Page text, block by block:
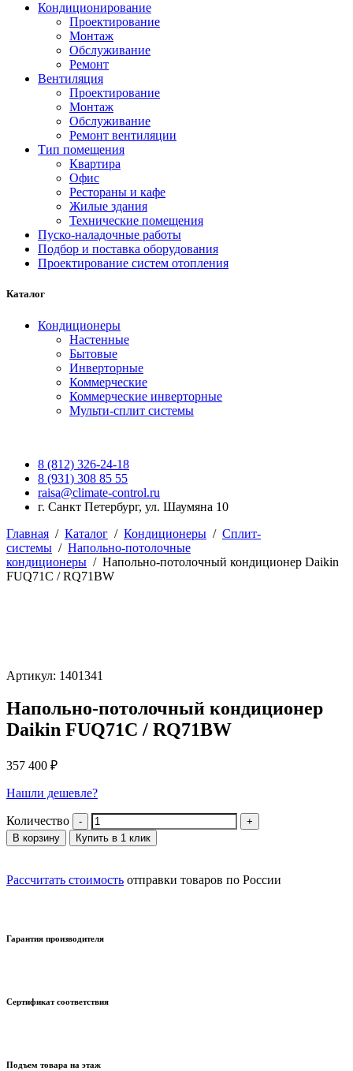
Кондиционирование
Проектирование
Монтаж
Обслуживание
Ремонт
Вентиляция
Проектирование
Монтаж
Обслуживание
Ремонт вентиляции
Тип помещения
Квартира
Офис
Рестораны и кафе
Жилые здания
Технические помещения
Пуско-наладочные работы
Подбор и поставка оборудования
Проектирование систем отопления
Каталог
Кондиционеры
Настенные
Бытовые
Инверторные
Коммерческие
Коммерческие инверторные
Мульти-сплит системы
8 (812) 326-24-18
8 (931) 308 85 55
raisa@climate-control.ru
г. Санкт Петербург, ул. Шаумяна 10
Главная / Каталог / Кондиционеры / Сплит-
системы / Напольно-потолочные
кондиционеры / Напольно-потолочный кондиционер Daikin
FUQ71C / RQ71BW
Артикул: 1401341
Напольно-потолочный кондиционер
Daikin FUQ71C / RQ71BW
357 400 ₽
Нашли дешевле?
Количество
В корзину Купить в 1 клик
Рассчитать стоимость отправки товаров по России
Гарантия производителя
Сертификат соответствия
Подъем товара на этаж